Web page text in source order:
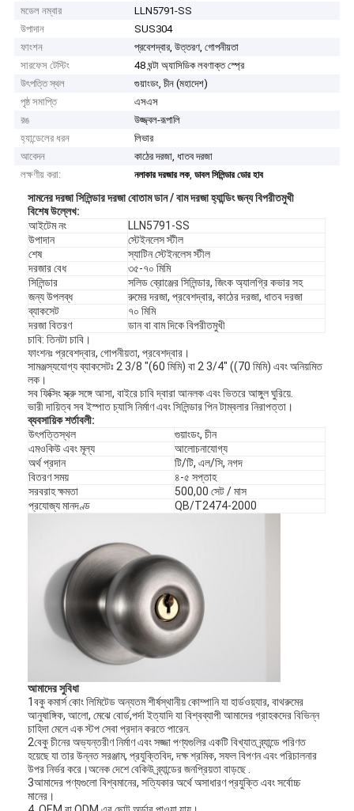
মডেল নম্বার
LLN5791-SS
উপাদান
SUS304
ফাংশন
প্রবেশদ্বার, উত্তরণ, গোপনীয়তা
সারফেস টেস্টিং
48 ঘন্টা অ্যাসিডিক লবণাক্ত স্প্রে
উৎপত্তি স্থল
গুয়াংডং, চীন (মহাদেশ)
পৃষ্ঠ সমাপ্তি
এসএস
রঙ
উজ্জ্বল-রূপালি
হ্যান্ডেলের ধরন
লিভার
আবেদন
কাঠের দরজা, ধাতব দরজা
লক্ষণীয় করা:
নলাকার দরজার লক,ডাবল সিলিন্ডার ডোর হাব
সামনের দরজা সিলিন্ডার দরজা বোতাম ডান / বাম দরজা হ্যান্ডিং জন্য বিপরীতমুখী
বিশেষ উল্লেখ:
আইটেম নং
LLN5791-SS
উপাদান
স্টেইনলেস স্টীল
শেষ
স্যাটিন স্টেইনলেস স্টীল
দরজার বেধ
৩৫-৭০ মিমি
সিলিন্ডার
সলিড ব্রোঞ্জের সিলিন্ডার, জিংক অ্যালগ্রি কভার সহ
জন্য উপলব্ধ
রুমের দরজা, প্রবেশদ্বার, কাঠের দরজা, ধাতব দরজা
ব্যাকসেট
৭০ মিমি
দরজা বিতরণ
ডান বা বাম দিকে বিপরীতমুখী
চাবি: তিনটা চাবি।
ফাংশনঃ প্রবেশদ্বার, গোপনীয়তা, প্রবেশদ্বার।
সামঞ্জস্যযোগ্য ব্যাকসেটঃ 2 3/8 "(60 মিমি) বা 2 3/4" ((70 মিমি) এবং অনিয়মিত
লক।
সব ফিক্সিং স্ক্রু সঙ্গে আসা, বাইরে চাবি দ্বারা আনলক এবং ভিতরে আঙ্গুল ঘুরিয়ে.
ভারী দায়িত্ব সব ইস্পাত চ্যাসি নির্মাণ এবং সিলিন্ডার পিন টাম্বলার নিরাপত্তা।
ব্যবসায়িক শর্তাবলী:
উৎপত্তিস্থল
গুয়াংডং, চীন
এমওকিউ এবং মূল্য
আলোচনাযোগ্য
অর্থ প্রদান
টি/টি, এল/সি, নগদ
বিতরণ সময়
৪-৫ সপ্তাহ
সরবরাহ ক্ষমতা
500,00 সেট / মাস
প্রযোজ্য মানদণ্ড
QB/T2474-2000
আমাদের সুবিধা
1বকু কমার্স কোং লিমিটেড অন্যতম শীর্ষস্থানীয় কোম্পানি যা হার্ডওয়্যার, বাথরুমের
আনুষাঙ্গিক, আলো, মেঝে বোর্ড,পর্দা ইত্যাদি যা বিশ্বব্যাপী আমাদের গ্রাহকদের বিভিন্ন
চাহিদা মেলে এক স্টপ সেবা প্রদান করতে পারেন.
2বেকু চীনের অভ্যন্তরীণ নির্মাণ এবং সজ্জা পণ্যগুলির একটি বিখ্যাত ব্র্যান্ডে পরিণত
হয়েছে যা তার উন্নত সরঞ্জাম, প্রযুক্তিবিদ, দক্ষ শ্রমিক, সফল বিপণন এবং পরিচালনার
উপর নির্ভর করে।অনেক দেশে বেকিউ ব্র্যান্ডের জনপ্রিয়তা বাড়ছে .
3আমাদের পণ্যগুলো বিশ্বমানের, সত্যিকার অর্থে অসাধারণ প্রযুক্তি এবং সর্বোচ্চ
মানের।